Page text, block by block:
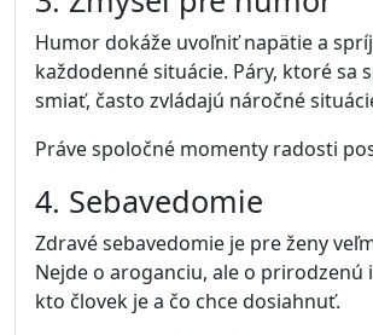
Humor dokáže uvoľniť napätie a
každodenné situácie. Páry, ktoré sa
smiať, často zvládajú náročné
Práve spoločné momenty radosti
4. Sebavedomie
Zdravé sebavedomie je pre ženy
Nejde o aroganciu, ale o prirodzenú
kto človek je a čo chce dosiahnuť.